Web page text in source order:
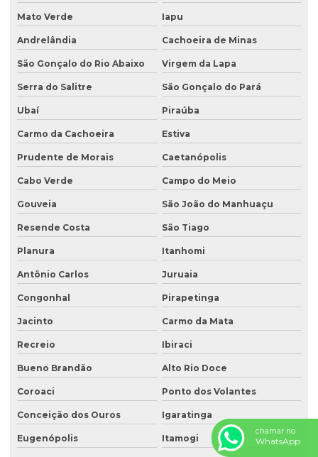
Mato Verde Iapu
Andrelândia Cachoeira de Minas
São Gonçalo do Rio Abaixo Virgem da Lapa
Serra do Salitre São Gonçalo do Pará
Ubaí Piraúba
Carmo da Cachoeira Estiva
Prudente de Morais Caetanópolis
Cabo Verde Campo do Meio
Gouveia São João do Manhuaçu
Resende Costa São Tiago
Planura Itanhomi
Antônio Carlos Juruaia
Congonhal Pirapetinga
Jacinto Carmo da Mata
Recreio Ibiraci
Bueno Brandão Alto Rio Doce
Coroaci Ponto dos Volantes
Conceição dos Ouros Igaratinga
Eugenópolis Itamogi
chamar no
WhatsApp